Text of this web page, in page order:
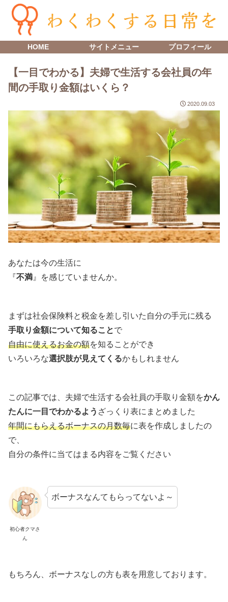
HOME サイトメニュー プロフィール
【一目でわかる】夫婦で生活する会社員の年
間の手取り金額はいくら？
2020.09.03
あなたは今の生活に
『不満 』を感じていませんか。
まずは社会保険料と税金を差し引いた自分の手元に残る
手取り金額について知ることで
自由に使えるお金の額を知ることができ
いろいろな選択肢が見えてくるかもしれません
この記事では、夫婦で生活する会社員の手取り金額をかん
たんに一目でわかるよう ざっくり表にまとめました
年間にもらえるボーナスの月数毎に表を作成しましたの
で、
自分の条件に当てはまる内容をご覧ください
初心者クマさ
ん
ボーナスなんてもらってないよ～
もちろん、ボーナスなしの方も表を用意しております。